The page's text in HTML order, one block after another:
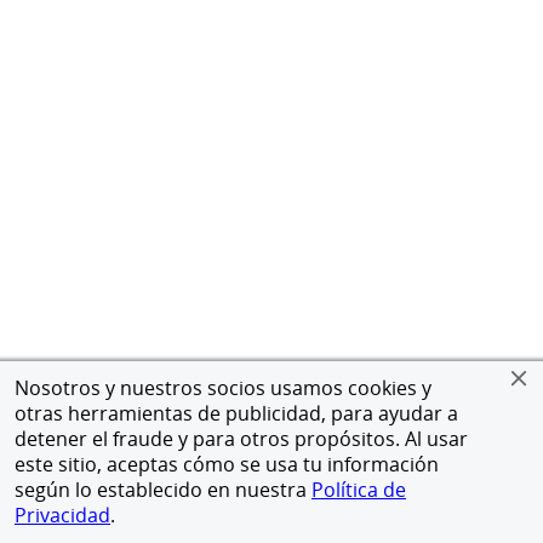
Nosotros y nuestros socios usamos cookies y
otras herramientas de publicidad, para ayudar a
detener el fraude y para otros propósitos. Al usar
este sitio, aceptas cómo se usa tu información
según lo establecido en nuestra Política de
Privacidad.